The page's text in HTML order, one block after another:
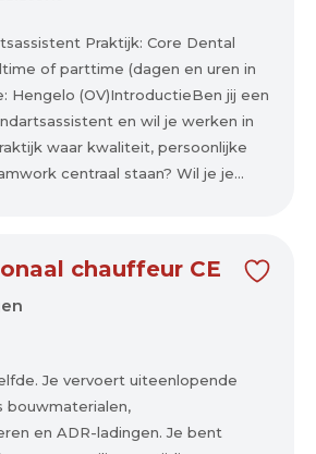
Praktijk: Core Dental
of parttime (dagen en uren in
Hengelo (OV)IntroductieBen jij een
en wil je werken in
waar kwaliteit, persoonlijke
centraal staan? Wil je je...
chauffeur CE
Je vervoert uiteenlopende
bouwmaterialen,
en ADR-ladingen. Je bent